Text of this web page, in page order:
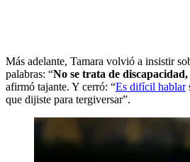
Más adelante, Tamara volvió a insistir
palabras: “No se trata de
afirmó tajante. Y cerró: “Es difícil hablar
que dijiste para tergiversar”.